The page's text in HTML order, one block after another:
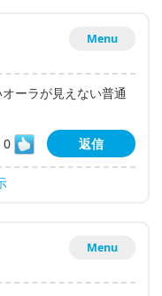
Menu
ーラが見えない普通
0
返信
Menu